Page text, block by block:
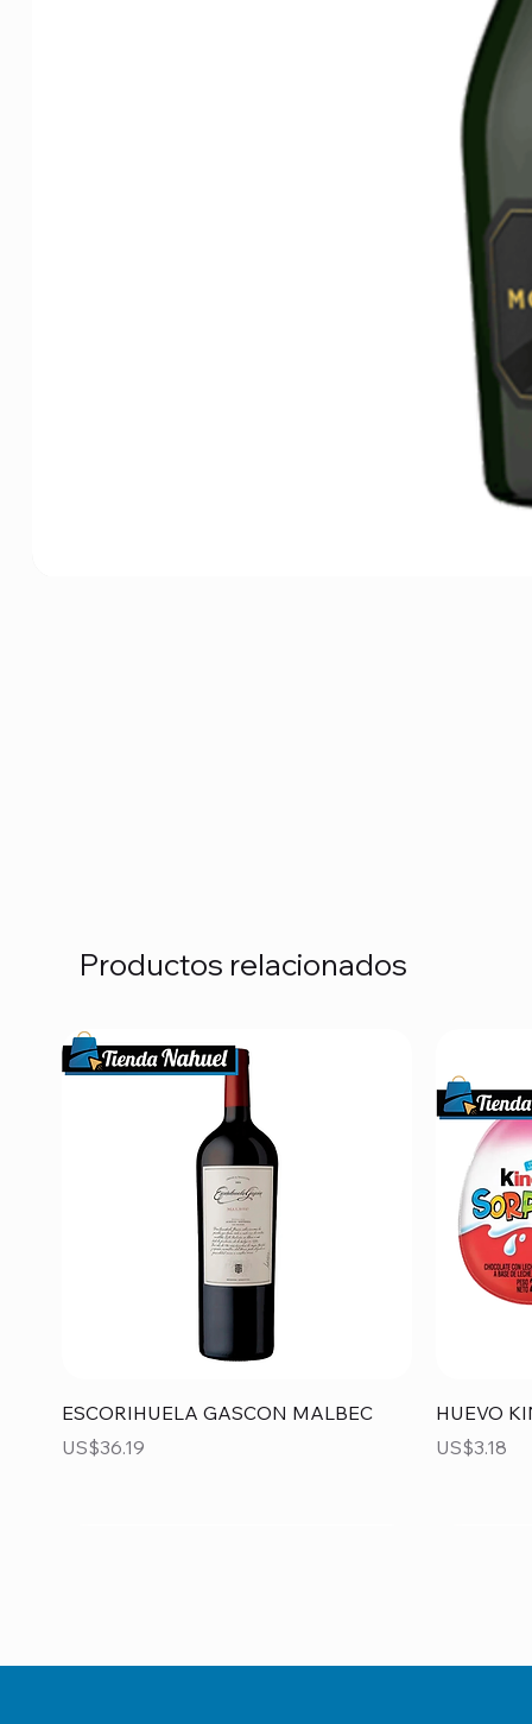
Productos relacionados
Vista rápida
ESCORIHUELA GASCON MALBEC
Precio
US$36.19
HUEVO
Precio
US$3.18